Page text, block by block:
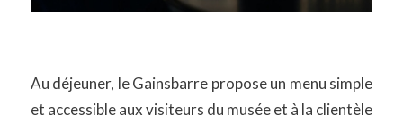
Au déjeuner, le Gainsbarre propose un menu simple
et accessible aux visiteurs du musée et à la clientèle